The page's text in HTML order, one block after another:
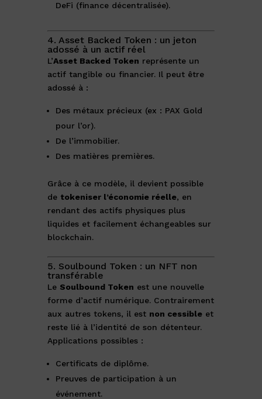
DeFi (finance décentralisée).
4. Asset Backed Token : un jeton
adossé à un actif réel
L’Asset Backed Token représente un
actif tangible ou financier. Il peut être
adossé à :
Des métaux précieux (ex : PAX Gold
pour l’or).
De l’immobilier.
Des matières premières.
Grâce à ce modèle, il devient possible
de tokeniser l’économie réelle, en
rendant des actifs physiques plus
liquides et facilement échangeables sur
blockchain.
5. Soulbound Token : un NFT non
transférable
Le Soulbound Token est une nouvelle
forme d’actif numérique. Contrairement
aux autres tokens, il est non cessibleet
reste lié à l’identité de son détenteur.
Applications possibles :
Certificats de diplôme.
Preuves de participation à un
événement.